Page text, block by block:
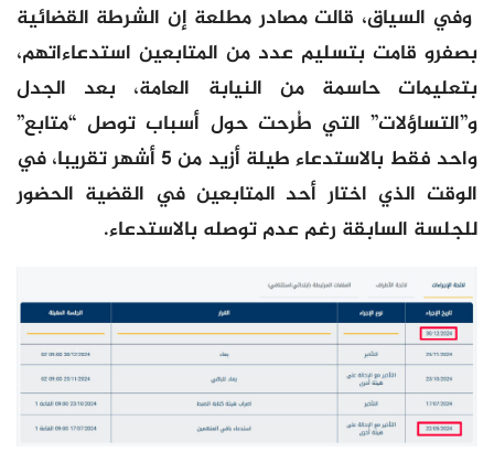
وفي السياق، قالت مصادر مطلعة إن الشرطة القضائية
بصفرو قامت بتسليم عدد من المتابعين استدعاءاتهم،
بتعليمات حاسمة من النيابة العامة، بعد الجدل
و”التساؤلات” التي طُرحت حول أسباب توصل “متابع”
واحد فقط بالاستدعاء طيلة أزيد من 5 أشهر تقريبا، في
الوقت الذي اختار أحد المتابعين في القضية الحضور
للجلسة السابقة رغم عدم توصله بالاستدعاء.